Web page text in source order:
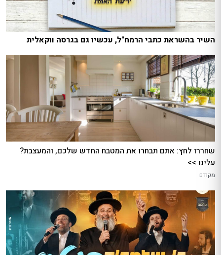
השיר בהשראת כתבי הרמח"ל, עכשיו גם בגרסה ווקאלית
שחררו לחץ: אתם תבחרו את המטבח החדש שלכם, והמעצבת?
עלינו >>
מקודם